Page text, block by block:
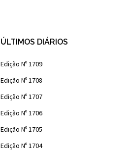
ÚLTIMOS DIÁRIOS
Edição Nº 1709
Edição Nº 1708
Edição Nº 1707
Edição Nº 1706
Edição Nº 1705
Edição Nº 1704